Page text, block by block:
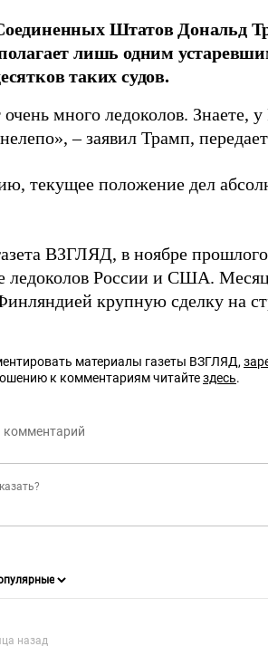
Штатов Дональд
лишь одним
таких судов.
очень много ледоколов. Знаете,
– заявил Трамп, передает
текущее положение дел
ВЗГЛЯД, в ноябре
ледоколов России и США.
крупную сделку на
материалы газеты ВЗГЛЯД,
к комментариям читайтездесь.
комментарий
назад